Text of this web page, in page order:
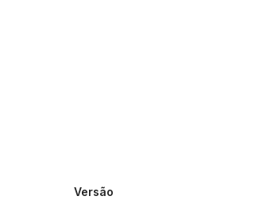
Versão